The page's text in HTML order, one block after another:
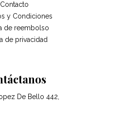
Contacto
y Condiciones
de reembolso
de privacidad
De Bello 442,